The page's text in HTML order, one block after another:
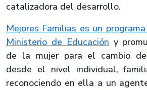
catalizadora del desarrollo.
Mejores Familias es un
Ministerio de Educación y
de la mujer para el cambio de
desde el nivel individual,
reconociendo en ella a un